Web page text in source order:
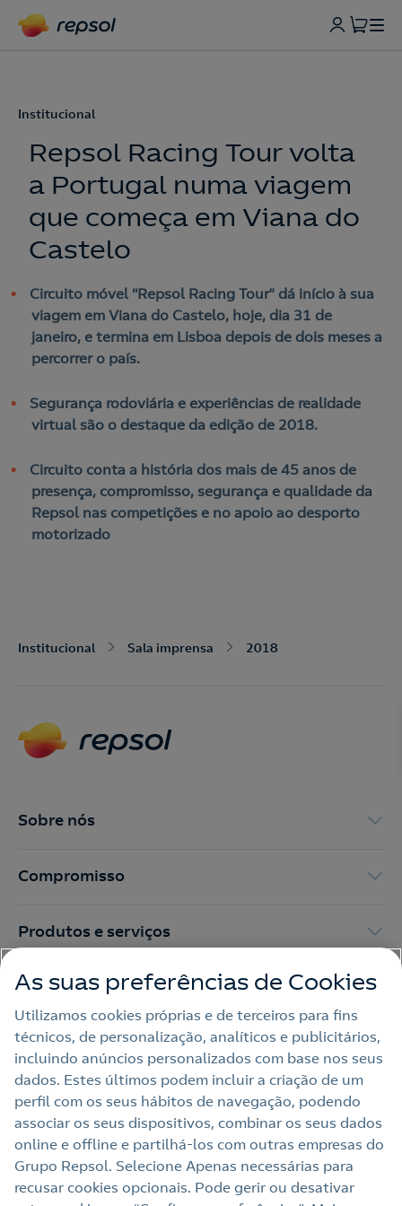
Nós ligamos!
Institucional
Repsol Racing Tour volta
a Portugal numa viagem
que começa em Viana do
Castelo
Circuito móvel “Repsol Racing Tour” dá início à sua
viagem em Viana do Castelo, hoje, dia 31 de
janeiro, e termina em Lisboa depois de dois meses a
percorrer o país.
Segurança rodoviária e experiências de realidade
virtual são o destaque da edição de 2018.
Circuito conta a história dos mais de 45 anos de
presença, compromisso, segurança e qualidade da
Repsol nas competições e no apoio ao desporto
motorizado
Institucional Sala imprensa 2018
Sobre nós
Compromisso
Produtos e serviços
Trabalhar na Repsol
Sala de imprensa
Nota legal
Política de privacidade
Política de cookies
As suas preferências de Cookies
Utilizamos cookies próprias e de terceiros para fins
técnicos, de personalização, analíticos e publicitários,
incluindo anúncios personalizados com base nos seus
dados. Estes últimos podem incluir a criação de um
perfil com os seus hábitos de navegação, podendo
associar os seus dispositivos, combinar os seus dados
online e offline e partilhá‑los com outras empresas do
Grupo Repsol. Selecione Apenas necessárias para
recusar cookies opcionais. Pode gerir ou desativar